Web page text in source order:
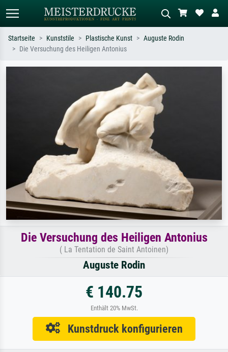
Sternennacht, Impressionismus, Welle
Hokusai, Akt.
Beschreiben Sie die Szene – z.B. Grüne
Wiese, Abstrakt mit viel Rot, Dunkles
Ölgemälde, Stehender Akt neben einem
Baum.
Startseite Kunststile Plastische Kunst
Auguste Rodin
Die Versuchung des Heiligen Antonius
Die Versuchung des Heiligen Antonius
( La Tentation de Saint Antoinen)
Auguste Rodin
€ 140.75
Enthält 20% MwSt.
Kunstdruck konfigurieren